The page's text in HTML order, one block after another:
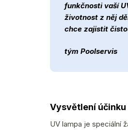
funkčnosti vaší
životnost z něj
chce zajistit
tým Poolservis
Vysvětlení účinku
UV lampa je speciální